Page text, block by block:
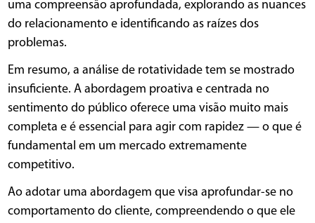
uma compreensão aprofundada, explorando as nuances
do relacionamento e identificando as raízes dos
problemas.
Em resumo, a análise de rotatividade tem se mostrado
insuficiente. A abordagem proativa e centrada no
sentimento do público oferece uma visão muito mais
completa e é essencial para agir com rapidez — o que é
fundamental em um mercado extremamente
competitivo.
Ao adotar uma abordagem que visa aprofundar-se no
comportamento do cliente, compreendendo o que ele